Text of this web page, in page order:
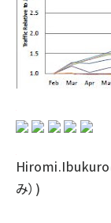
み）)